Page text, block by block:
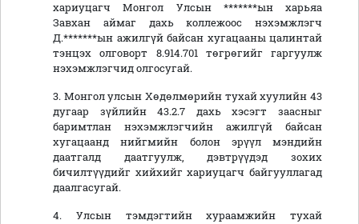
хариуцагч Монгол Улсын *******ын харьяа
Завхан аймаг дахь коллежоос нэхэмжлэгч
Д.*******ын ажилгүй байсан хугацааны цалинтай
тэнцэх олговорт 8.914.701 төгрөгийг гаргуулж
нэхэмжлэгчид олгосугай.
3. Монгол улсын Хөдөлмөрийн тухай хуулийн 43
дугаар зүйлийн 43.2.7 дахь хэсэгт заасныг
баримтлан нэхэмжлэгчийн ажилгүй байсан
хугацаанд нийгмийн болон эрүүл мэндийн
даатгалд даатгуулж, дэвтрүүдэд зохих
бичилтүүдийг хийхийг хариуцагч байгууллагад
даалгасугай.
4. Улсын тэмдэгтийн хураамжийн тухай